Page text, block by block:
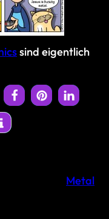
sind eigentlich
Metal